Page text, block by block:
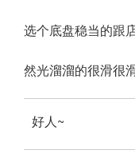
选个底盘稳当的跟
然光溜溜的很滑很
好人~